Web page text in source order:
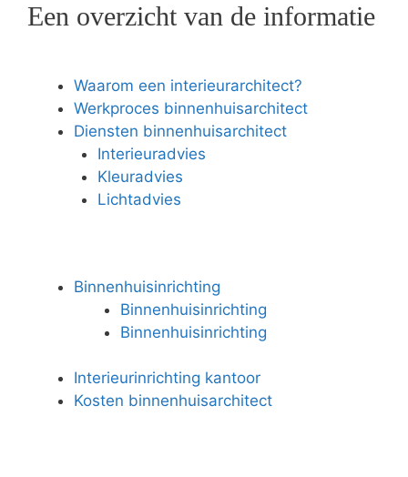
Een overzicht van de informatie
Waarom een interieurarchitect?
Werkproces binnenhuisarchitect
Diensten binnenhuisarchitect
Interieuradvies
Kleuradvies
Lichtadvies
Binnenhuisinrichting
Binnenhuisinrichting
Binnenhuisinrichting
Interieurinrichting kantoor
Kosten binnenhuisarchitect